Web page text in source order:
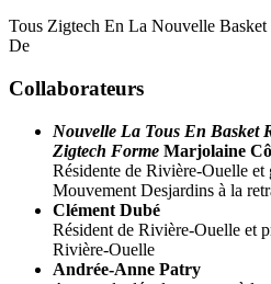
Tous Zigtech En La Nouvelle
De
Collaborateurs
Nouvelle La Tous En Basket
Zigtech Forme Marjolaine
Résidente de Rivière-Ouelle et
Mouvement Desjardins à la
Clément Dubé
Résident de Rivière-Ouelle et
Rivière-Ouelle
Andrée-Anne Patry